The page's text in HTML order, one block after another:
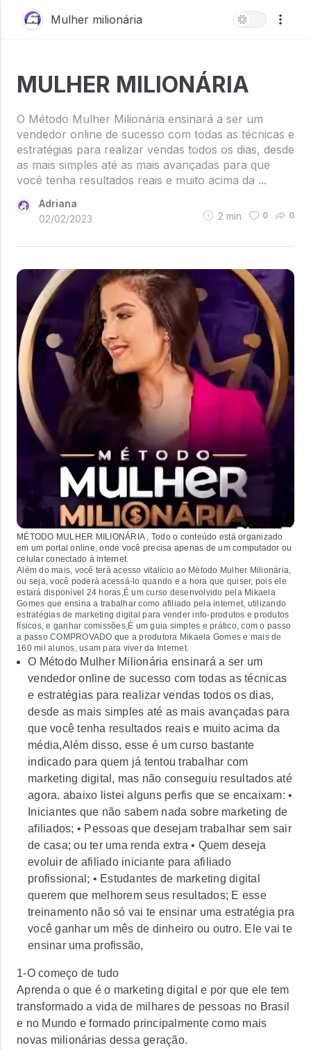
Mulher milionária
MULHER MILIONÁRIA
O Método Mulher Milionária ensinará a ser um
vendedor online de sucesso com todas as técnicas e
estratégias para realizar vendas todos os dias, desde
as mais simples até as mais avançadas para que
você tenha resultados reais e muito acima da ...
Adriana
02/02/2023
2 min 0 0
MÉTODO MULHER MILIONÁRIA , Todo o conteúdo está organizado
em um portal online, onde você precisa apenas de um computador ou
celular conectado à internet.
Além do mais, você terá acesso vitalício ao Método Mulher Milionária,
ou seja, você poderá acessá-lo quando e a hora que quiser, pois ele
estará disponível 24 horas,É um curso desenvolvido pela Mikaela
Gomes que ensina a trabalhar como afiliado pela internet, utilizando
estratégias de marketing digital para vender info-produtos e produtos
físicos, e ganhar comissões,É um guia simples e prático, com o passo
a passo COMPROVADO que a produtora Mikaela Gomes e mais de
160 mil alunos, usam para viver da Internet.
O Método Mulher Milionária ensinará a ser um
vendedor online de sucesso com todas as técnicas
e estratégias para realizar vendas todos os dias,
desde as mais simples até as mais avançadas para
que você tenha resultados reais e muito acima da
média,Além disso, esse é um curso bastante
indicado para quem já tentou trabalhar com
marketing digital, mas não conseguiu resultados até
agora. abaixo listei alguns perfis que se encaixam: •
Iniciantes que não sabem nada sobre marketing de
afiliados; • Pessoas que desejam trabalhar sem sair
de casa; ou ter uma renda extra • Quem deseja
evoluir de afiliado iniciante para afiliado
profissional; • Estudantes de marketing digital
querem que melhorem seus resultados; E esse
treinamento não só vai te ensinar uma estratégia pra
você ganhar um mês de dinheiro ou outro. Ele vai te
ensinar uma profissão,
1-O começo de tudo
Aprenda o que é o marketing digital e por que ele tem
transformado a vida de milhares de pessoas no Brasil
e no Mundo e formado principalmente como mais
novas milionárias dessa geração.